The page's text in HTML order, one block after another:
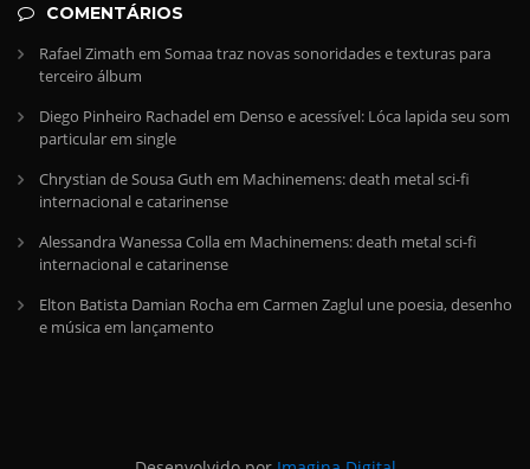
COMENTÁRIOS
Rafael Zimath em Somaa traz novas sonoridades e texturas para
terceiro álbum
Diego Pinheiro Rachadelem Denso e acessível: Lóca lapida seu som
particular em single
Chrystian de Sousa Guth em Machinemens: death metal sci-fi
internacional e catarinense
Alessandra Wanessa Collaem Machinemens: death metal sci-fi
internacional e catarinense
Elton Batista Damian Rochaem Carmen Zaglul une poesia, desenho
e música em lançamento